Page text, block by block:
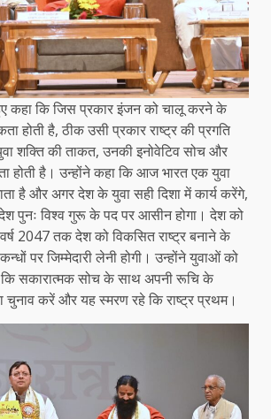
कहा कि जिस प्रकार इंजन को चालू करने के
होती है, ठीक उसी प्रकार राष्ट्र की प्रगति
शक्ति की ताकत, उनकी इनोवेटिव सोच और
होती है। उन्होंने कहा कि आज भारत एक युवा
है और अगर देश के युवा सही दिशा में कार्य करेंगे,
देश पुनः विश्व गुरू के पद पर आसीन होगा। देश को
2047 तक देश को विकसित राष्ट्र बनाने के
पर जिम्मेदारी लेनी होगी। उन्होंने युवाओं को
सकारात्मक सोच के साथ अपनी रूचि के
चुनाव करें और यह स्मरण रहे कि राष्ट्र प्रथम।